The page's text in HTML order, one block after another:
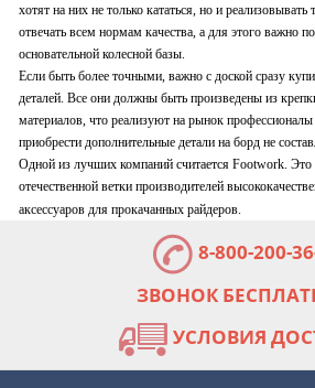
хотят на них не только кататься, но и
отвечать всем нормам качества, а для этого важно
основательной колесной базы.
Если быть более точными, важно с доской сразу
деталей. Все они должны быть произведены из
материалов, что реализуют на рынок профессионалы
приобрести дополнительные детали на борд не
Одной из лучших компаний считается Footwork. Это
отечественной ветки производителей
аксессуаров для прокачанных райдеров.
8-800-200-
ЗВОНОК
УСЛОВИЯ